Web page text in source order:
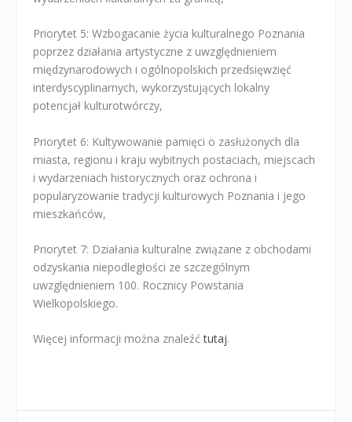
Priorytet 5: Wzbogacanie życia kulturalnego Poznania
poprzez działania artystyczne z uwzględnieniem
międzynarodowych i ogólnopolskich przedsięwzięć
interdyscyplinarnych, wykorzystujących lokalny
potencjał kulturotwórczy,
Priorytet 6: Kultywowanie pamięci o zasłużonych dla
miasta, regionu i kraju wybitnych postaciach, miejscach
i wydarzeniach historycznych oraz ochrona i
popularyzowanie tradycji kulturowych Poznania i jego
mieszkańców,
Priorytet 7: Działania kulturalne związane z obchodami
odzyskania niepodległości ze szczególnym
uwzględnieniem 100. Rocznicy Powstania
Wielkopolskiego.
Więcej informacji można znaleźćtutaj.